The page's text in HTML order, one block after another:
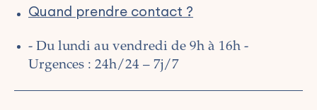
Quand prendre contact ?
- Du lundi au vendredi de 9h à 16h -
Urgences : 24h/24 – 7j/7